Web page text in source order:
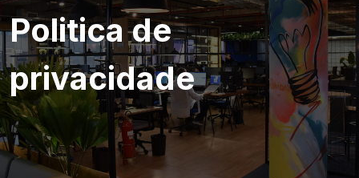
Politica de
privacidade